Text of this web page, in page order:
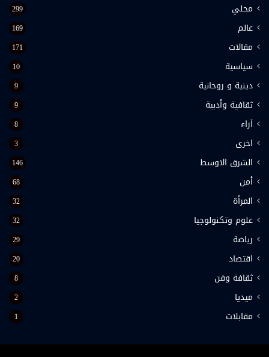
محلي 299
عالم 169
مقالات 171
سياسية 10
دينية و روحانية 9
ثقافية وأدبية 9
اَراء 8
اخرى 3
الشرق الاوسط 146
أمن 68
المرأة 32
علوم وتكنولوجيا 32
رياضة 29
اقتصاد 20
ثقافة وفن 8
ميديا 2
مقابلات 1